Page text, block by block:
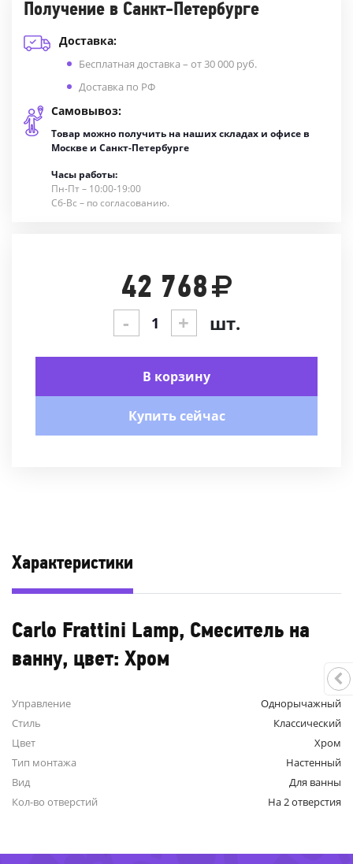
Получение в Санкт-Петербурге
Доставка:
Бесплатная доставка – от 30 000 руб.
Доставка по РФ
Самовывоз:
Товар можно получить на наших складах и офисе в
Москве и Санкт-Петербурге
Часы работы:
Пн-Пт – 10:00-19:00
Сб-Вс – по согласованию.
42 768
- + шт.
В корзину
Купить сейчас
Характеристики
Carlo Frattini Lamp, Смеситель на
ванну, цвет: Хром
Управление
Однорычажный
Стиль
Классический
Цвет
Хром
Тип монтажа
Настенный
Вид
Для ванны
Кол-во отверстий
На 2 отверстия